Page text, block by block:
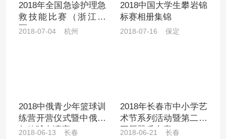
2018年全国急诊护理急
救技能比赛（浙江赛
区）
2018-07-04 杭州
2018中国大学生攀岩锦
标赛相册集锦
2018-07-16 保定
2018中俄青少年篮球训
练营开营仪式暨中俄少
年篮球友谊赛
2018-06-13 长春
2018年长春市中小学艺
术节系列活动暨第二十
五届器乐大赛
2018-06-21 长春